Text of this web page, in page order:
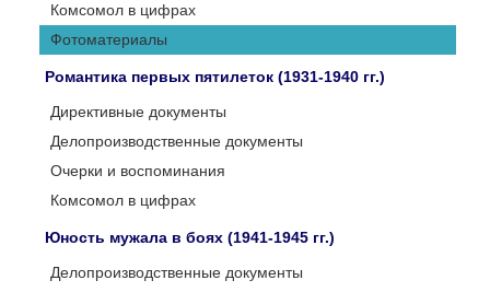
Комсомол в цифрах
Фотоматериалы
Романтика первых пятилеток (1931-1940 гг.)
Директивные документы
Делопроизводственные документы
Очерки и воспоминания
Комсомол в цифрах
Юность мужала в боях (1941-1945 гг.)
Делопроизводственные документы